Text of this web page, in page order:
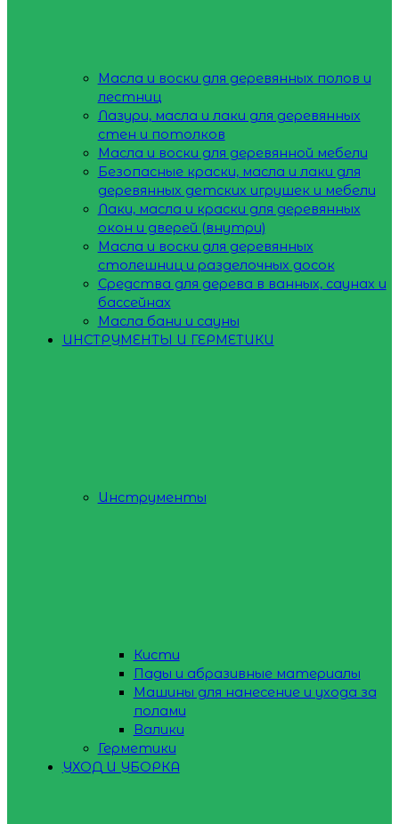
Масла и воски для деревянных полов и
лестниц
Лазури, масла и лаки для деревянных
стен и потолков
Масла и воски для деревянной мебели
Безопасные краски, масла и лаки для
деревянных детских игрушек и мебели
Лаки, масла и краски для деревянных
окон и дверей (внутри)
Масла и воски для деревянных
столешниц и разделочных досок
Средства для дерева в ванных, саунах и
бассейнах
Масла бани и сауны
ИНСТРУМЕНТЫ И ГЕРМЕТИКИ
Инструменты
Кисти
Пады и абразивные материалы
Машины для нанесение и ухода за
полами
Валики
Герметики
УХОД И УБОРКА